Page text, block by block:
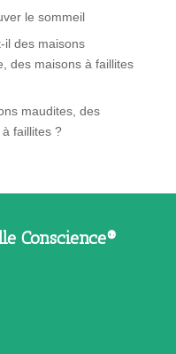
le sommeil
il des maisons
des maisons à faillites
maudites, des
faillites ?
Conscience®